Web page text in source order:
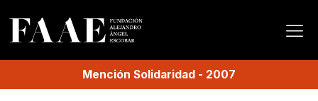
Mención Solidaridad - 2007